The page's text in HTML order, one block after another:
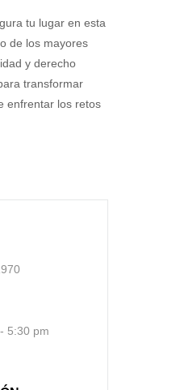
tu lugar en esta
de los mayores
y derecho
transformar
enfrentar los retos
5:30 pm